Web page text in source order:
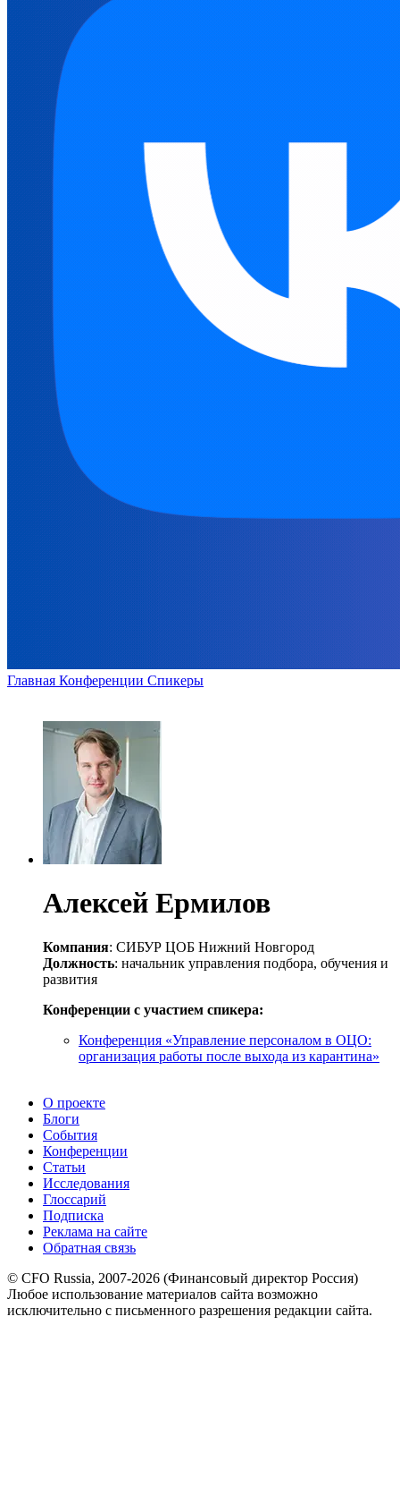
Главная Конференции Спикеры
Алексей Ермилов
Компания: СИБУР ЦОБ Нижний Новгород
Должность: начальник управления подбора, обучения и
развития
Конференции с участием спикера:
Конференция «Управление персоналом в ОЦО:
организация работы после выхода из карантина»
О проекте
Блоги
События
Конференции
Статьи
Исследования
Глоссарий
Подписка
Реклама на сайте
Обратная связь
© CFO Russia, 2007-2026 (Финансовый директор Россия)
Любое использование материалов сайта возможно
исключительно с письменного разрешения редакции сайта.